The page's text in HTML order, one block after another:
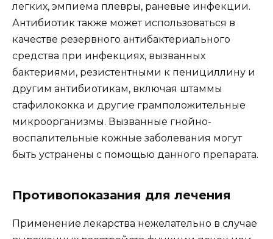
легких, эмпиема плевры, раневые инфекции.
Антибиотик также может использоваться в
качестве резервного антибактериального
средства при инфекциях, вызванных
бактериями, резистентными к пенициллину и
другим антибиотикам, включая штаммы
стафилококка и другие грамположительные
микроорганизмы. Вызванные гнойно-
воспалительные кожные заболевания могут
быть устранены с помощью данного препарата.
Противопоказания для лечения
Применение лекарства нежелательно в случае